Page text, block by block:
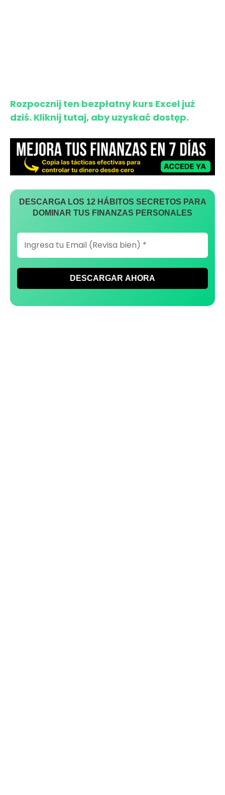
Rozpocznij ten bezpłatny kurs Excel już
dziś. Kliknij tutaj, aby uzyskać dostęp.
DESCARGA LOS 12 HÁBITOS SECRETOS PARA
DOMINAR TUS FINANZAS PERSONALES